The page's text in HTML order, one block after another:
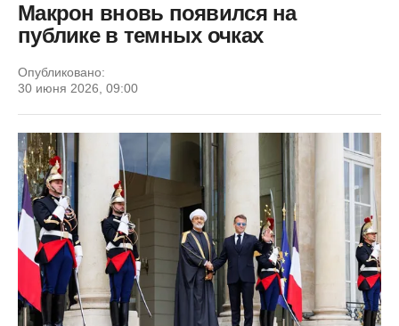
Макрон вновь появился на
публике в темных очках
Опубликовано:
30 июня 2026, 09:00